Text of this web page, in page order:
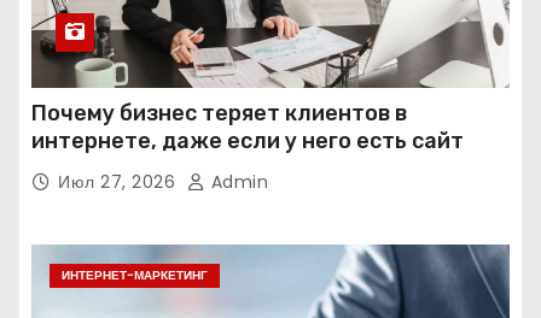
Почему бизнес теряет клиентов в
интернете, даже если у него есть сайт
Июл 27, 2026 Admin
ИНТЕРНЕТ-МАРКЕТИНГ